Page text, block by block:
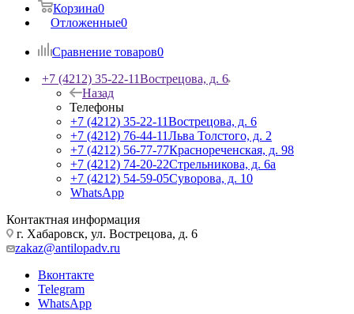
Корзина0
Отложенные0
Сравнение товаров0
+7 (4212) 35-22-11Вострецова, д. 6
Назад
Телефоны
+7 (4212) 35-22-11Вострецова, д. 6
+7 (4212) 76-44-11Льва Толстого, д. 2
+7 (4212) 56-77-77Краснореченская, д. 98
+7 (4212) 74-20-22Стрельникова, д. 6а
+7 (4212) 54-59-05Суворова, д. 10
WhatsApp
Контактная информация
г. Хабаровск, ул. Вострецова, д. 6
zakaz@antilopadv.ru
Вконтакте
Telegram
WhatsApp